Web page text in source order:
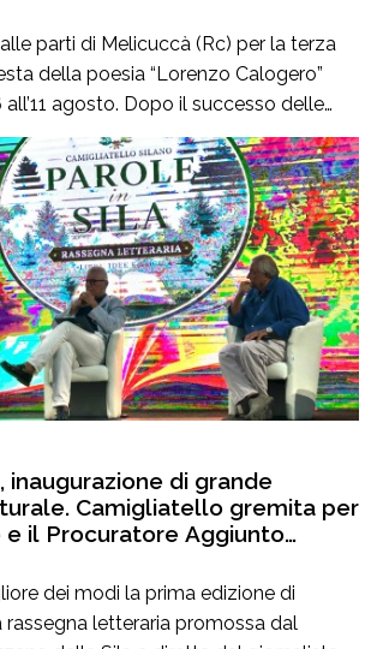
parti di Melicuccà (Rc) per la terza
della poesia “Lorenzo Calogero”
agosto. Dopo il successo delle
nel 2024 e nel 2025, che hanno
calabrese autorevoli protagonisti
e internazionale, anche per
– Laboratorio Interdisciplinare […]
inaugurazione di grande
Camigliatello gremita per
e il Procuratore Aggiunto
dei modi la prima edizione di
rassegna letteraria promossa dal